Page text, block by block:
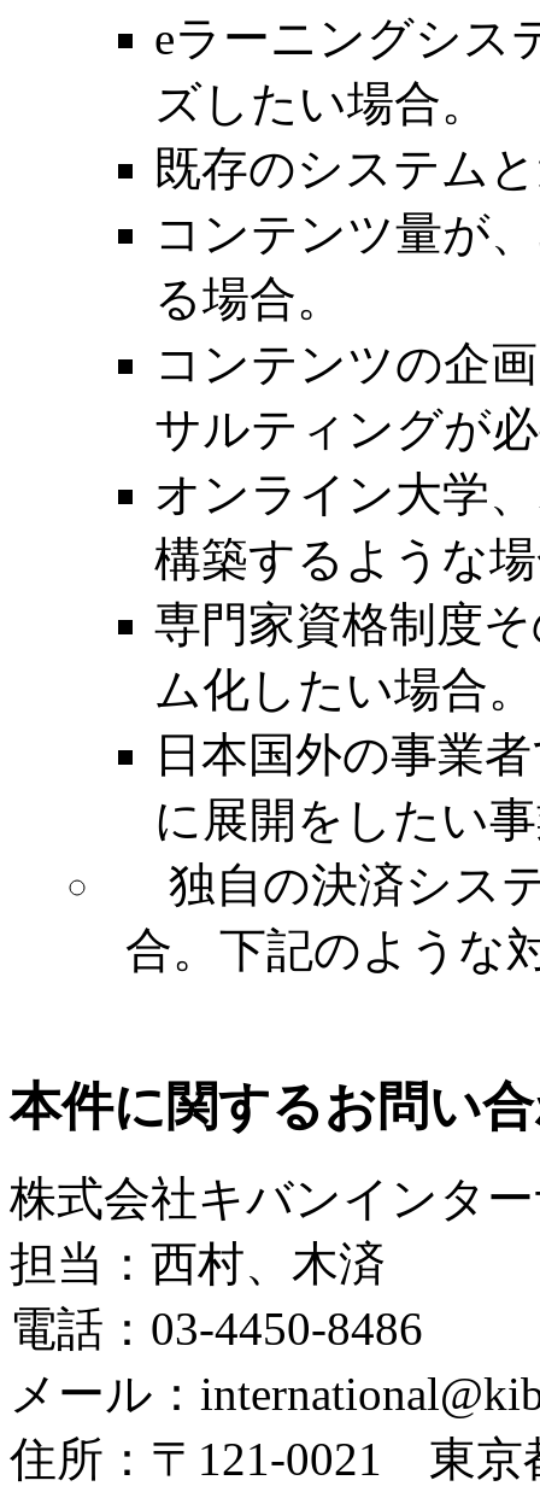
eラーニングシス
ズしたい場合。
既存のシステム
コンテンツ量が
る場合。
コンテンツの企
サルティングが
オンライン大学
構築するような
専門家資格制度
ム化したい場合。
日本国外の事業
に展開をしたい
独自の決済シス
合。下記のような
本件に関するお問い
株式会社キバンインタ
担当：西村、木済
電話：03-4450-8486
メール：
住所：〒121-0021 東